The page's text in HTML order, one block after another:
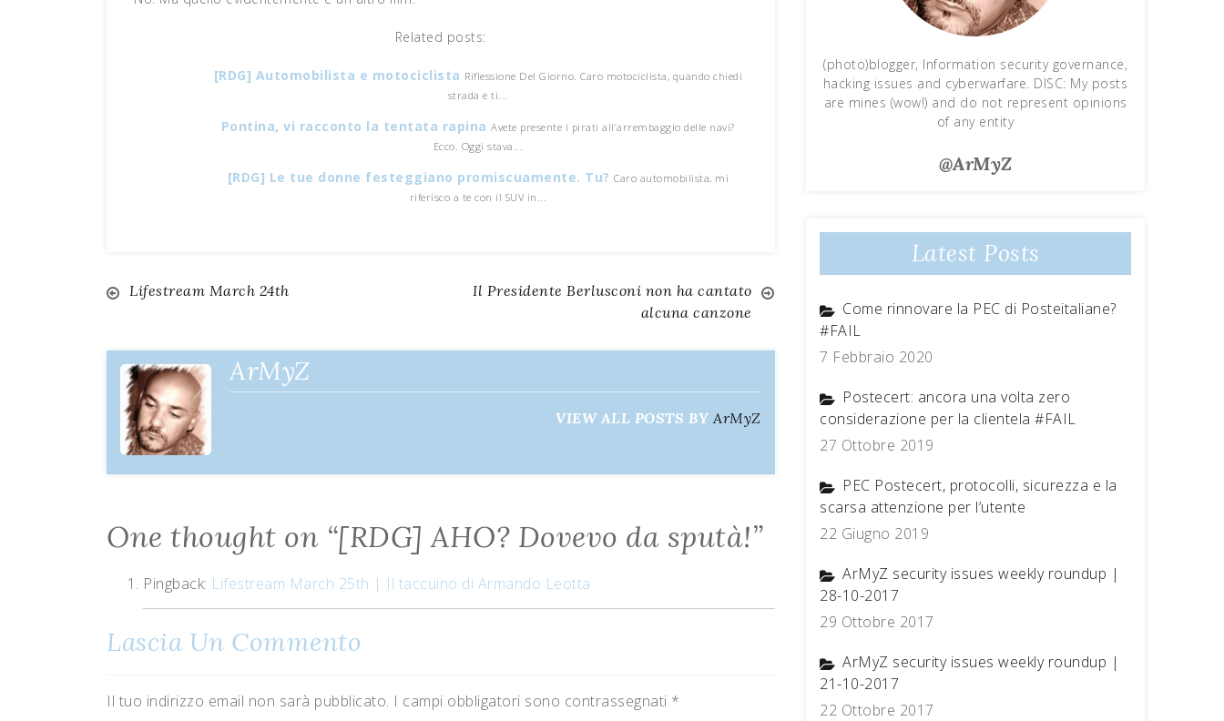
Related posts:
[RDG] Automobilista e motociclista Riflessione Del Giorno. Caro motociclista, quando chiedi
strada e ti...
Pontina, vi racconto la tentata rapinaAvete presente i pirati all’arrembaggio delle navi?
Ecco. Oggi stava...
[RDG] Le tue donne festeggiano promiscuamente. Tu?Caro automobilista, mi
riferisco a te con il SUV in...
Navigazione
articoli
Lifestream March 24th
Il Presidente Berlusconi non ha cantato
alcuna canzone
ArMyZ
VIEW ALL POSTS BY ArMyZ
One thought on “[RDG] AHO? Dovevo da sputà!”
Pingback: Lifestream March 25th | Il taccuino di Armando Leotta
Lascia Un Commento
Il tuo indirizzo email non sarà pubblicato. I campi obbligatori sono contrassegnati *
(photo)blogger, Information security governance,
hacking issues and cyberwarfare. DISC: My posts
are mines (wow!) and do not represent opinions
of any entity
@ArMyZ
Latest Posts
Come rinnovare la PEC di Posteitaliane?
#FAIL
7 Febbraio 2020
Postecert: ancora una volta zero
considerazione per la clientela #FAIL
27 Ottobre 2019
PEC Postecert, protocolli, sicurezza e la
scarsa attenzione per l’utente
22 Giugno 2019
ArMyZ security issues weekly roundup |
28-10-2017
29 Ottobre 2017
ArMyZ security issues weekly roundup |
21-10-2017
22 Ottobre 2017